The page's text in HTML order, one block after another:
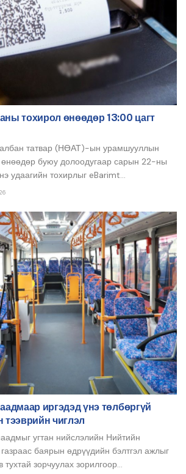
тохирол өнөөдөр 13:00 цагт
албан татвар (НӨАТ)-ын урамшууллын
өнөөдөр буюу долоодугаар сарын 22-ны
удаагийн тохирлыг eBarimt...
иргэдэд үнэ төлбөргүй
тээврийн чиглэл
угтан нийслэлийн Нийтийн
баярын өдрүүдийн бэлтгэл ажлыг
тухтай зорчуулах зорилгоор...